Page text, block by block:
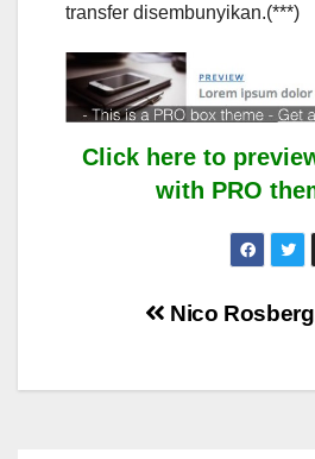
transfer disembunyikan.(***)
Click here to
with PRO
Nico